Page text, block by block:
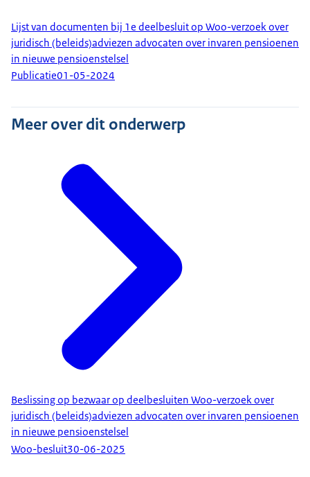
Lijst van documenten bij 1e deelbesluit op Woo-verzoek over
juridisch (beleids)adviezen advocaten over invaren pensioenen
in nieuwe pensioenstelsel
Publicatie01-05-2024
Meer over dit onderwerp
Beslissing op bezwaar op deelbesluiten Woo-verzoek over
juridisch (beleids)adviezen advocaten over invaren pensioenen
in nieuwe pensioenstelsel
Woo-besluit30-06-2025